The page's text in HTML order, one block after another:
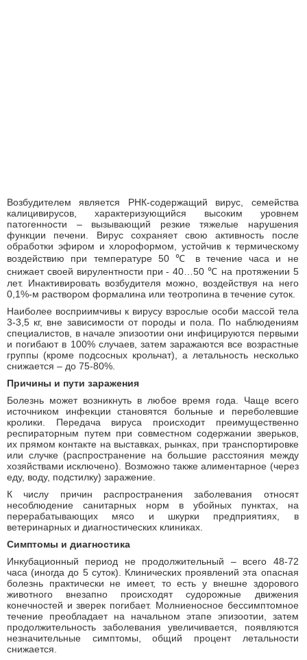
Возбудителем является РНК-содержащий вирус, семейства
калицивирусов, характеризующийся высоким уровнем
патогенности – вызывающий резкие тяжелые нарушения
функции печени. Вирус сохраняет свою активность после
обработки эфиром и хлороформом, устойчив к термическому
воздействию при температуре 50 ℃ в течение часа и не
снижает своей вирулентности при - 40…50 ℃ на протяжении 5
лет. Инактивировать возбудителя можно, воздействуя на него
0,1%-м раствором формалина или теотропина в течение суток.
Наиболее восприимчивы к вирусу взрослые особи массой тела
3-3,5 кг, вне зависимости от породы и пола. По наблюдениям
специалистов, в начале эпизоотии они инфицируются первыми
и погибают в 100% случаев, затем заражаются все возрастные
группы (кроме подсосных крольчат), а летальность несколько
снижается – до 75-80%.
Причины и пути заражения
Болезнь может возникнуть в любое время года. Чаще всего
источником инфекции становятся больные и переболевшие
кролики. Передача вируса происходит преимущественно
респираторным путем при совместном содержании зверьков,
их прямом контакте на выставках, рынках, при транспортировке
или случке (распространение на большие расстояния между
хозяйствами исключено). Возможно также алиментарное (через
еду, воду, подстилку) заражение.
К числу причин распространения заболевания относят
несоблюдение санитарных норм в убойных пунктах, на
перерабатывающих мясо и шкурки предприятиях, в
ветеринарных и диагностических клиниках.
Симптомы и диагностика
Инкубационный период не продолжительный – всего 48-72
часа (иногда до 5 суток). Клинических проявлений эта опасная
болезнь практически не имеет, то есть у внешне здорового
животного внезапно происходят судорожные движения
конечностей и зверек погибает. Молниеносное бессимптомное
течение преобладает на начальном этапе эпизоотии, затем
продолжительность заболевания увеличивается, появляются
незначительные симптомы, общий процент летальности
снижается.